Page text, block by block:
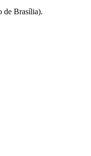
de Brasília).